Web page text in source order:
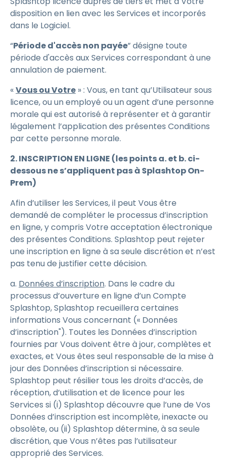
disposition en lien avec les Services et incorporés
dans le Logiciel.
“Période d'accès non payée” désigne toute
période d'accès aux Services correspondant à une
annulation de paiement.
«Vous ou Votre » : Vous, en tant qu’Utilisateur sous
licence, ou un employé ou un agent d’une personne
morale qui est autorisé à représenter et à garantir
légalement l’application des présentes Conditions
par cette personne morale.
2. INSCRIPTION EN LIGNE (les points a. et b. ci-
dessous ne s’appliquent pas à Splashtop On-
Prem)
Afin d’utiliser les Services, il peut Vous être
demandé de compléter le processus d’inscription
en ligne, y compris Votre acceptation électronique
des présentes Conditions. Splashtop peut rejeter
une inscription en ligne à sa seule discrétion et n’est
pas tenu de justifier cette décision.
a. Données d’inscription. Dans le cadre du
processus d’ouverture en ligne d’un Compte
Splashtop, Splashtop recueillera certaines
informations Vous concernant (« Données
d’inscription"). Toutes les Données d’inscription
fournies par Vous doivent être à jour, complètes et
exactes, et Vous êtes seul responsable de la mise à
jour des Données d’inscription si nécessaire.
Splashtop peut résilier tous les droits d’accès, de
réception, d’utilisation et de licence pour les
Services si (i) Splashtop découvre que l’une de Vos
Données d’inscription est incomplète, inexacte ou
obsolète, ou (ii) Splashtop détermine, à sa seule
discrétion, que Vous n’êtes pas l’utilisateur
approprié des Services.